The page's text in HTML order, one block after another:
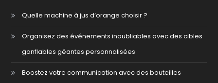
Quelle machine à jus d’orange choisir ?
Organisez des événements inoubliables avec des cibles
gonflables géantes personnalisées
Boostez votre communication avec des bouteilles